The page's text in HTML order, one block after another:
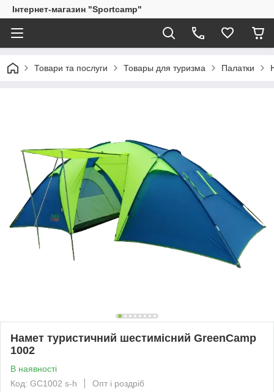
Інтернет-магазин "Sportcamp"
Товари та послуги Товары для туризма Палатки
Намет туристичний шестимісний GreenCamp
1002
В наявності
Код: GC1002 s-h
Опт і роздріб